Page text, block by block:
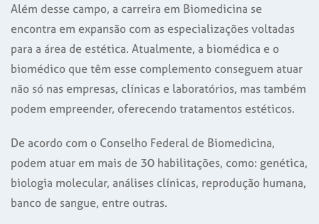
Além desse campo, a carreira em Biomedicina se
encontra em expansão com as especializações voltadas
para a área de estética. Atualmente, a biomédica e o
biomédico que têm esse complemento conseguem atuar
não só nas empresas, clínicas e laboratórios, mas também
podem empreender, oferecendo tratamentos estéticos.
De acordo com o Conselho Federal de Biomedicina,
podem atuar em mais de 30 habilitações, como: genética,
biologia molecular, análises clínicas, reprodução humana,
banco de sangue, entre outras.